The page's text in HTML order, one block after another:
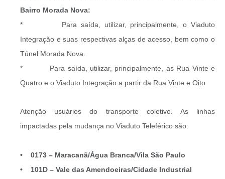
Bairro Morada Nova:
* Para saída, utilizar, principalmente, o Viaduto
Integração e suas respectivas alças de acesso, bem como o
Túnel Morada Nova.
* Para saída, utilizar, principalmente, as Rua Vinte e
Quatro e o Viaduto Integração a partir da Rua Vinte e Oito
Atenção usuários do transporte coletivo. As linhas
impactadas pela mudança no Viaduto Teleférico são:
• 0173 – Maracanã/Água Branca/Vila São Paulo
• 101D – Vale das Amendoeiras/Cidade Industrial